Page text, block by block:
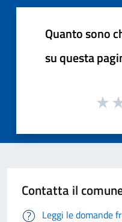
Quanto sono
su questa
Contatta il
Leggi le domande